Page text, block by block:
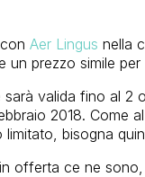
Aer Lingus nella
un prezzo simile per
valida fino al 2
2018. Come
bisogna
offerta ce ne